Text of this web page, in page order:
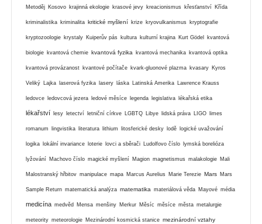
Metoděj Kosovo krajinná ekologie krasové jevy kreacionismus křesťanství Křída
kriminalistika kriminalita kritické myšlení krize kryovulkanismus kryptografie
kryptozoologie krystaly Kuiperův pás kultura kulturní krajina Kurt Gödel kvantová
biologie kvantová chemie kvantová fyzika kvantová mechanika kvantová optika
kvantová provázanost kvantové počítače kvark-gluonové plazma kvasary Kyros
Veliký Lajka laserová fyzika lasery láska Latinská Amerika Lawrence Krauss
ledovce ledovcová jezera ledové měsíce legenda legislativa lékařská etika
lékařství lesy letectví letniční církve LGBTQ Libye lidská práva LIGO limes
romanum lingvistika literatura lithium litosferické desky lodě logické uvažování
logika lokální invariance loterie lovci a sběrači Ludolfovo číslo lymská borelióza
lyžování Machovo číslo magické myšlení Magion magnetismus malakologie Mali
Malostranský hřbitov manipulace mapa Marcus Aurelius Marie Terezie Mars Mars
Sample Return matematická analýza matematika materiálová věda Mayové média
medicína medvěd Mensa menšiny Merkur Měsíc měsíce města metalurgie
meteority meteorologie Mezinárodní kosmická stanice mezinárodní vztahy